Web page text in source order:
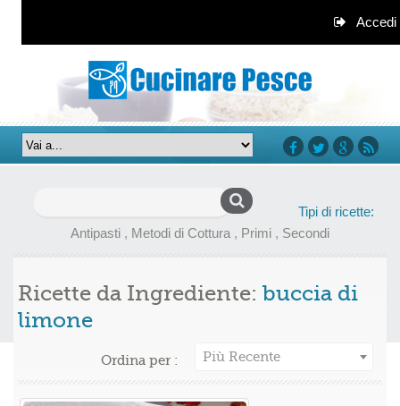
Accedi
Tipi di ricette:
Antipasti , Metodi di Cottura , Primi , Secondi
Ricette da Ingrediente: buccia di
limone
Ordina per : Più Recente